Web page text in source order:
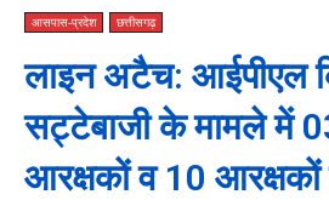
आसपास-प्रदेश छत्तीसगढ़
लाइन अटैच: आईपीएल
सट्टेबाजी के मामले में
आरक्षकों व 10 आरक्षकों